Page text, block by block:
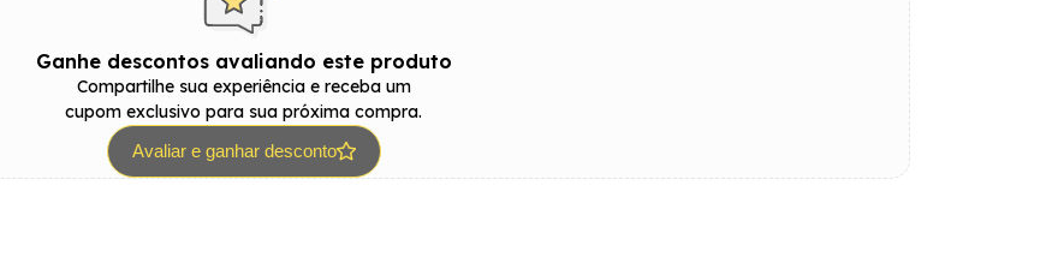
Ganhe descontos avaliando este produto
Compartilhe sua experiência e receba um
cupom exclusivo para sua próxima compra.
Avaliar e ganhar desconto